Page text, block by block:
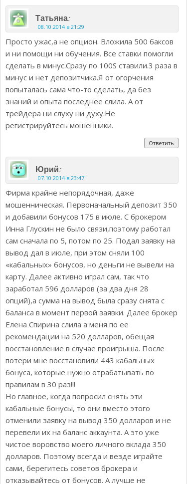
Татьяна:
08.10.2014 в 21:29
Просто ужас,а не опцион. Вложила 500 баксов
и ни помощи ни обучения. Все ставки помогли
сделать в минус.Сразу по 100S ставили.3 раза в
минус и нет депозитчика.Я от огорчения
попыталась сама что-то сделать, да без
знаний и опыта последнее слила. А от
трейдера ни слуху ни духу.Не
регистрируйтесь мошенники.
Ответить
Юрий:
07.10.2014 в 23:47
Фирма крайне непорядочная, даже
мошенническая. Первоначальный депозит 350
и добавили бонусов 175 в июле. С брокером
Инна Глускин не было связи,поэтому работал
сам сначала по 5, потом по 25. Подал заявку на
вывод дал в июле, при этом сняли 100
«кабальных» бонусов, но деньги не вывели на
карту. Далее активно играл сам, так что
заработал 596 долларов (за два дня 28
опций),а сумма на вывод была сразу снята с
баланса в момент первой заявки. Далее брокер
Елена Спирина слила а меня по ее
рекомендации на 520 долларов, обещая
восстановление в случае проигрыша. После
потери мне восстановили 443 кабальных
бонуса, которые нужно отрабатывать по
правилам в 30 раз!!!
Но главное, когда попросил снять эти
кабальные бонусы, то они вместо этого
отменили заявку на вывод 350 долларов и не
перевели их на баланс аккаунта. А это уже
чистое воровство моего личного вклада 350
долларов. Поэтому всегда и везде играйте
сами, берегитесь советов брокера и
отказывайтесь от бонусов. А лучше не